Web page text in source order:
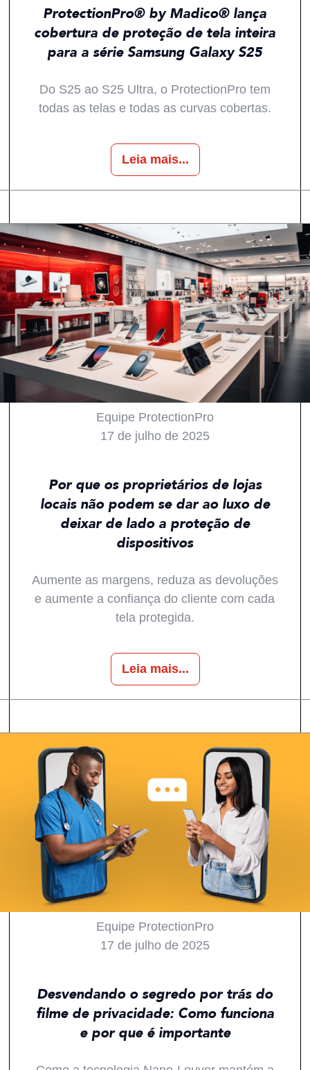
ProtectionPro® by Madico® lança
cobertura de proteção de tela inteira
para a série Samsung Galaxy S25
Do S25 ao S25 Ultra, o ProtectionPro tem
todas as telas e todas as curvas cobertas.
Leia mais...
Equipe ProtectionPro
17 de julho de 2025
Por que os proprietários de lojas
locais não podem se dar ao luxo de
deixar de lado a proteção de
dispositivos
Aumente as margens, reduza as devoluções
e aumente a confiança do cliente com cada
tela protegida.
Leia mais...
Equipe ProtectionPro
17 de julho de 2025
Desvendando o segredo por trás do
filme de privacidade: Como funciona
e por que é importante